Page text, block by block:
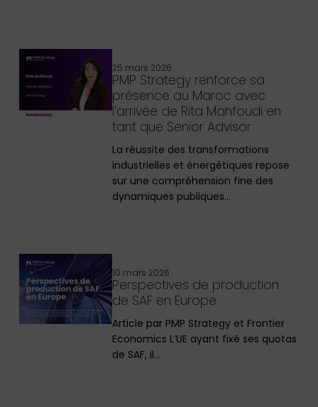
25 mars 2026
PMP Strategy renforce sa
présence au Maroc avec
l’arrivée de Rita Mahfoudi en
tant que Senior Advisor
La réussite des transformations
industrielles et énergétiques repose
sur une compréhension fine des
dynamiques publiques…
10 mars 2026
Perspectives de production
de SAF en Europe
Article par PMP Strategy et Frontier
Economics L’UE ayant fixé ses quotas
de SAF, il…